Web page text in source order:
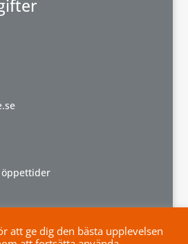
att ge dig den bästa upplevelsen